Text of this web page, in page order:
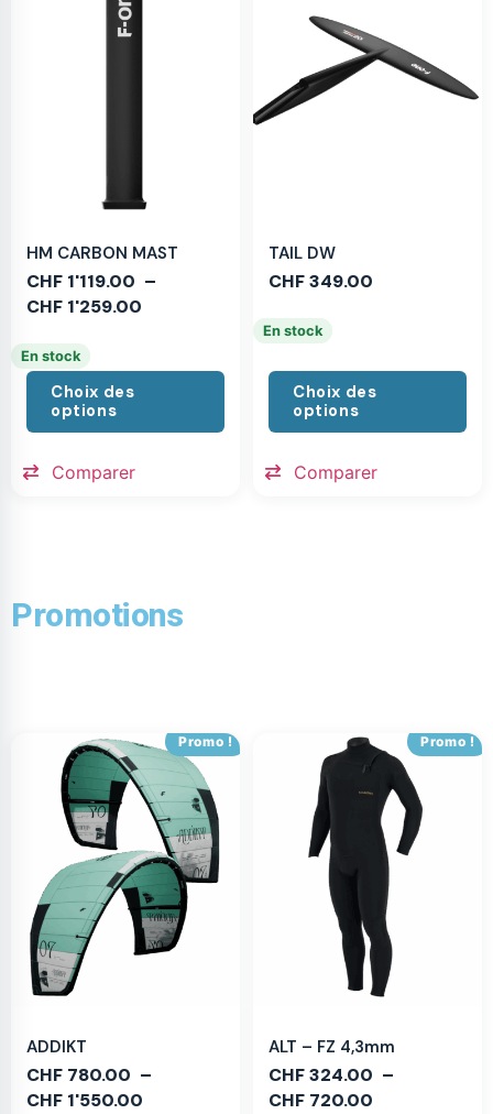
HM CARBON MAST
CHF 1'119.00 –
CHF 1'259.00
En stock
Choix des
options
Comparer
TAIL DW
CHF349.00
En stock
Choix des
options
Comparer
Promotions
Promo !
ADDIKT
CHF 780.00 –
CHF 1'550.00
Promo !
ALT – FZ 4,3mm
CHF324.00 –
CHF 720.00